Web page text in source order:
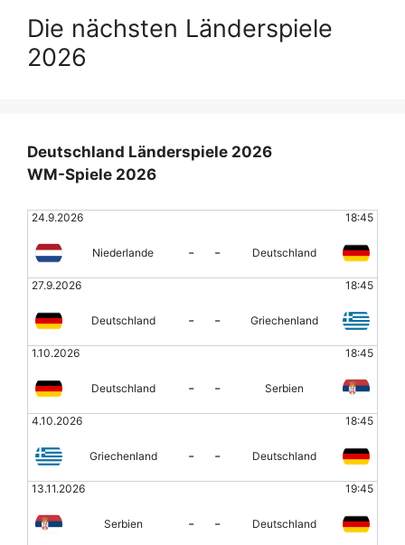
Die nächsten Länderspiele
2026
Deutschland Länderspiele 2026
WM-Spiele 2026
24.9.2026 18:45
Niederlande - - Deutschland
27.9.2026 18:45
Deutschland - - Griechenland
1.10.2026 18:45
Deutschland - - Serbien
4.10.2026 18:45
Griechenland - - Deutschland
13.11.2026 19:45
Serbien - - Deutschland